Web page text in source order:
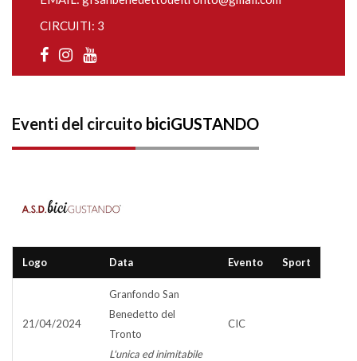
CIRCUITI: 3
Eventi del circuito biciGUSTANDO
Logo Data Evento Sport
21/04/2024
Granfondo San
Benedetto del
Tronto
L'unica ed inimitabile
CIC